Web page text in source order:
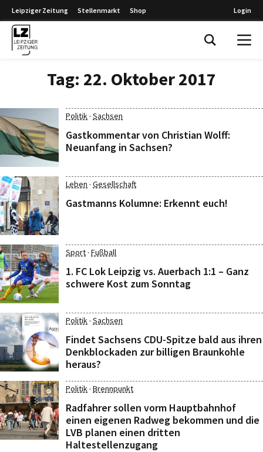
Leipziger Zeitung Stellenmarkt Shop Login
Tag: 22. Oktober 2017
Politik· Sachsen
Gastkommentar von Christian Wolff:
Neuanfang in Sachsen?
Leben · Gesellschaft
Gastmanns Kolumne: Erkennt euch!
Sport· Fußball
1. FC Lok Leipzig vs. Auerbach 1:1 – Ganz
schwere Kost zum Sonntag
Politik· Sachsen
Findet Sachsens CDU-Spitze bald aus ihren
Denkblockaden zur billigen Braunkohle
heraus?
Politik· Brennpunkt
Radfahrer sollen vorm Hauptbahnhof
einen eigenen Radweg bekommen und die
LVB planen einen dritten
Haltestellenzugang